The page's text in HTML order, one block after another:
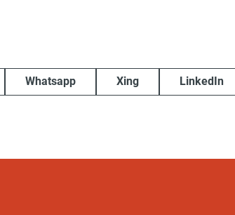
Whatsapp Xing LinkedIn